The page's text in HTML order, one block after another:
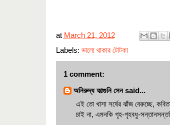
at March 21, 2012
Labels: ভালো থাকার টোটকা
1 comment:
অনিরুদ্ধ ফাল্গুনি সেনsaid...
এই তো খাসা সর্ষের ঝাঁজ বেরুচ্ছে,
চাই না, এমনকি গৃহ-গৃহবধু-